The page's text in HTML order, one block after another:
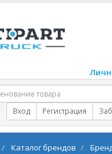
Вход Регистрация
Каталог брендов